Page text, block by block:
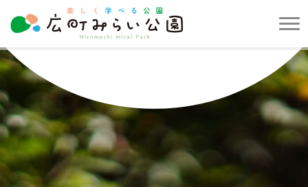
し
く
べ
る
園
メ
ュ
ー
を
開
閉
す